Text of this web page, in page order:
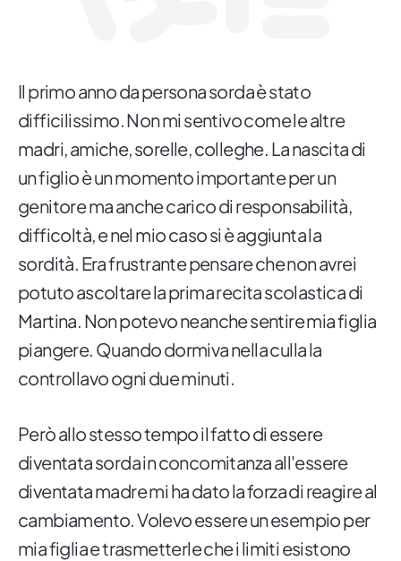
Il primo anno da persona sorda è stato
difficilissimo. Non mi sentivo come le altre
madri, amiche, sorelle, colleghe. La nascita di
un figlio è un momento importante per un
genitore ma anche carico di responsabilità,
difficoltà, e nel mio caso si è aggiunta la
sordità. Era frustrante pensare che non avrei
potuto ascoltare la prima recita scolastica di
Martina. Non potevo neanche sentire mia figlia
piangere. Quando dormiva nella culla la
controllavo ogni due minuti.
Però allo stesso tempo il fatto di essere
diventata sorda in concomitanza all'essere
diventata madre mi ha dato la forza di reagire al
cambiamento. Volevo essere un esempio per
mia figlia e trasmetterle che i limiti esistono